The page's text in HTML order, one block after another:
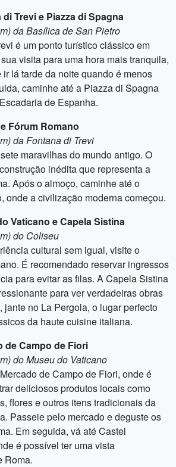
Trevi e Piazza di Spagna
da Basílica de San Pietro
é um ponto turístico clássico em
visita para uma hora mais tranquila,
lá tarde da noite quando é menos
caminhe até a Piazza di Spagna
de Espanha.
Fórum Romano
da Fontana di Trevi
maravilhas do mundo antigo. O
inédita que representa a
Após o almoço, caminhe até o
onde a civilização moderna começou.
Vaticano e Capela Sistina
do Coliseu
cultural sem igual, visite o
É recomendado reservar ingressos
para evitar as filas. A Capela Sistina
para ver verdadeiras obras
jante no La Pergola, o lugar perfecto
da haute cuisine italiana.
de Campo de Fiori
do Museu do Vaticano
de Campo de Fiori, onde é
deliciosos produtos locais como
flores e outros itens tradicionais da
Passeie pelo mercado e deguste os
Em seguida, vá até Castel
é possível ter uma vista
Roma.